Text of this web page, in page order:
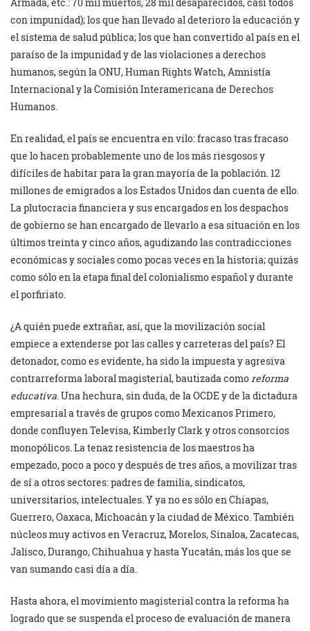
con impunidad); los que han llevado al deterioro la educación y
el sistema de salud pública; los que han convertido al país en el
paraíso de la impunidad y de las violaciones a derechos
humanos, según la ONU, Human Rights Watch, Amnistía
Internacional y la Comisión Interamericana de Derechos
Humanos.
En realidad, el país se encuentra en vilo: fracaso tras fracaso
que lo hacen probablemente uno de los más riesgosos y
difíciles de habitar para la gran mayoría de la población. 12
millones de emigrados a los Estados Unidos dan cuenta de ello.
La plutocracia financiera y sus encargados en los despachos
de gobierno se han encargado de llevarlo a esa situación en los
últimos treinta y cinco años, agudizando las contradicciones
económicas y sociales como pocas veces en la historia; quizás
como sólo en la etapa final del colonialismo español y durante
el porfiriato.
¿A quién puede extrañar, así, que la movilización social
empiece a extenderse por las calles y carreteras del país? El
detonador, como es evidente, ha sido la impuesta y agresiva
contrarreforma laboral magisterial, bautizada comoreforma
educativa. Una hechura, sin duda, de la OCDE y de la dictadura
empresarial a través de grupos como Mexicanos Primero,
donde confluyen Televisa, Kimberly Clark y otros consorcios
monopólicos. La tenaz resistencia de los maestros ha
empezado, poco a poco y después de tres años, a movilizar tras
de sí a otros sectores: padres de familia, sindicatos,
universitarios, intelectuales. Y ya no es sólo en Chiapas,
Guerrero, Oaxaca, Michoacán y la ciudad de México. También
núcleos muy activos en Veracruz, Morelos, Sinaloa, Zacatecas,
Jalisco, Durango, Chihuahua y hasta Yucatán, más los que se
van sumando casi día a día.
Hasta ahora, el movimiento magisterial contra la reforma ha
logrado que se suspenda el proceso de evaluación de manera